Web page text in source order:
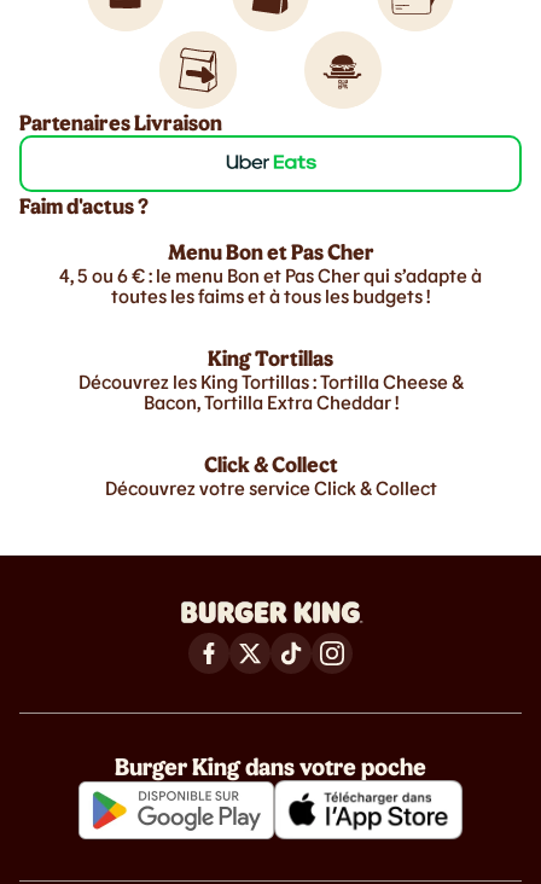
Partenaires Livraison
Faim d'actus ?
Menu Bon et Pas Cher
4, 5 ou 6 € : le menu Bon et Pas Cher qui s’adapte à
toutes les faims et à tous les budgets !
King Tortillas
Découvrez les King Tortillas : Tortilla Cheese &
Bacon, Tortilla Extra Cheddar !
Click & Collect
Découvrez votre service Click & Collect
Burger King dans votre poche